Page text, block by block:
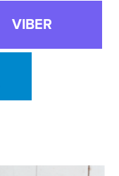
VIBER